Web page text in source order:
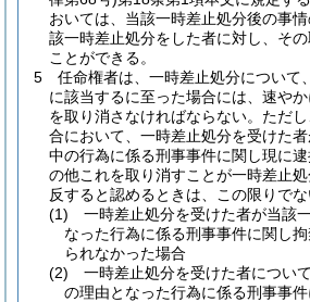
おいては、当該一時差止処分後の事
該一時差止処分をした者に対し、そ
ことができる。
5
任命権者は、一時差止処分について、
に該当するに至った場合には、速や
を取り消さなければならない。 ただし
合において、一時差止処分を受けた
中の行為に係る刑事事件に関し現に
の他これを取り消すことが一時差止
反すると認めるときは、この限りでな
(1)
一時差止処分を受けた者が当該
なった行為に係る刑事事件に関し
られなかった場合
(2)
一時差止処分を受けた者につい
の理由となった行為に係る刑事事